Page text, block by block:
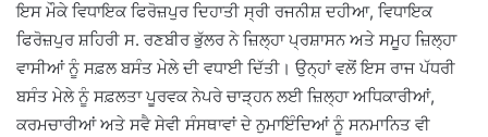
ਇਸ ਮੌਕੇ ਵਿਧਾਇਕ ਫਿਰੋਜ਼ਪੁਰ ਦਿਹਾਤੀ ਸ੍ਰੀ ਰਜਨੀਸ਼ ਦਹੀਆ, ਵਿਧਾਇਕ
ਫਿਰੋਜ਼ਪੁਰ ਸ਼ਹਿਰੀ ਸ. ਰਣਬੀਰ ਭੁੱਲਰ ਨੇ ਜ਼ਿਲ੍ਹਾ ਪ੍ਰਸ਼ਾਸਨ ਅਤੇ ਸਮੂਹ ਜ਼ਿਲ੍ਹਾ
ਵਾਸੀਆਂ ਨੂੰ ਸਫ਼ਲ ਬਸੰਤ ਮੇਲੇ ਦੀ ਵਧਾਈ ਦਿੱਤੀ। ਉਨ੍ਹਾਂ ਵਲੋਂ ਇਸ ਰਾਜ ਪੱਧਰੀ
ਬਸੰਤ ਮੇਲੇ ਨੂੰ ਸਫ਼ਲਤਾ ਪੂਰਵਕ ਨੇਪਰੇ ਚਾੜ੍ਹਨ ਲਈ ਜ਼ਿਲ੍ਹਾ ਅਧਿਕਾਰੀਆਂ,
ਕਰਮਚਾਰੀਆਂ ਅਤੇ ਸਵੈ ਸੇਵੀ ਸੰਸਥਾਵਾਂ ਦੇ ਨੁਮਾਇੰਦਿਆਂ ਨੂੰ ਸਨਮਾਨਿਤ ਵੀ